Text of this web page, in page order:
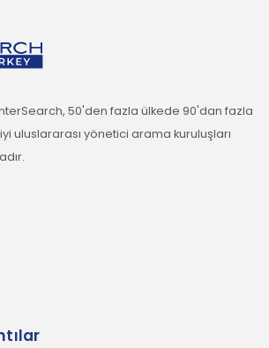
InterSearch, 50'den fazla ülkede 90'dan fazla
uluslararası yönetici arama kuruluşları